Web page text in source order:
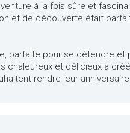
à la fois sûre et
et de découverte était
parfaite pour se détendre
chaleureux et délicieux a
rendre leur